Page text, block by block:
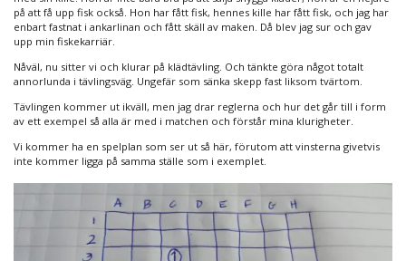
på att få upp fisk också. Hon har fått fisk, hennes kille har fått fisk, och jag har
enbart fastnat i ankarlinan och fått skäll av maken. Då blev jag sur och gav
upp min fiskekarriär.
Nåväl, nu sitter vi och klurar på klädtävling. Och tänkte göra något totalt
annorlunda i tävlingsväg. Ungefär som sänka skepp fast liksom tvärtom.
Tävlingen kommer ut ikväll, men jag drar reglerna och hur det går till i form
av ett exempel så alla är med i matchen och förstår mina klurigheter.
Vi kommer ha en spelplan som ser ut så här, förutom att vinsterna givetvis
inte kommer ligga på samma ställe som i exemplet.